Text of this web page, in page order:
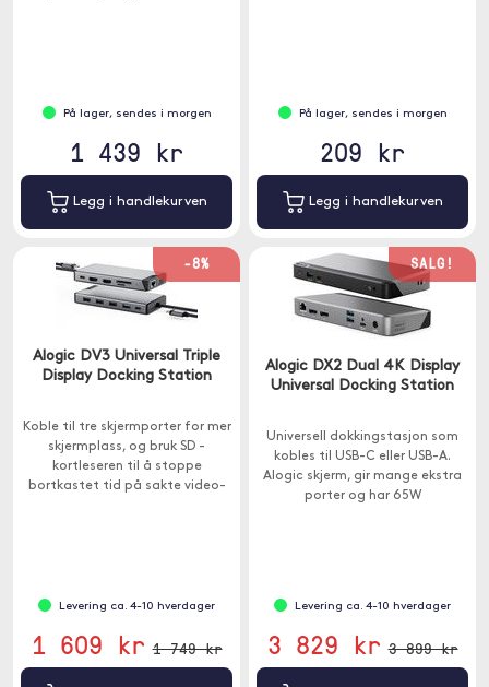
På lager, sendes i morgen
1 439 kr
Legg i handlekurven
På lager, sendes i morgen
209 kr
Legg i handlekurven
-8%
Alogic DV3 Universal Triple
Display Docking Station
Koble til tre skjermporter for mer
skjermplass, og bruk SD -
kortleseren til å stoppe
bortkastet tid på sakte video-
Levering ca. 4-10 hverdager
1 609 kr 1 749 kr
SALG!
Alogic DX2 Dual 4K Display
Universal Docking Station
Universell dokkingstasjon som
kobles til USB-C eller USB-A.
Alogic skjerm, gir mange ekstra
porter og har 65W
Levering ca. 4-10 hverdager
3 829 kr 3 899 kr